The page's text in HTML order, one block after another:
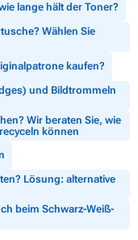
lange hält der Toner?
Wählen Sie
kaufen?
und Bildtrommeln
Wir beraten Sie, wie
können
Lösung: alternative
beim Schwarz-Weiß-